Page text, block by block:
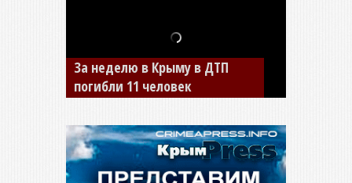
За неделю в Крыму в ДТП
погибли 11 человек
В Джанкое водитель ВАЗа
сбил двух детей на «зебре»